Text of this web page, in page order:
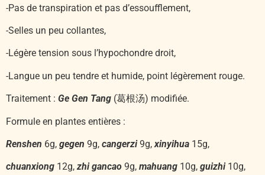
-Pas de transpiration et pas d’essoufflement,
-Selles un peu collantes,
-Légère tension sous l’hypochondre droit,
-Langue un peu tendre et humide, point légèrement rouge.
Traitement : Ge Gen Tang (葛根汤) modifiée.
Formule en plantes entières :
Renshen 6g, gegen 9g, cangerzi9g,xinyihua 15g,
chuanxiong 12g,zhi gancao 9g, mahuang 10g, guizhi10g,